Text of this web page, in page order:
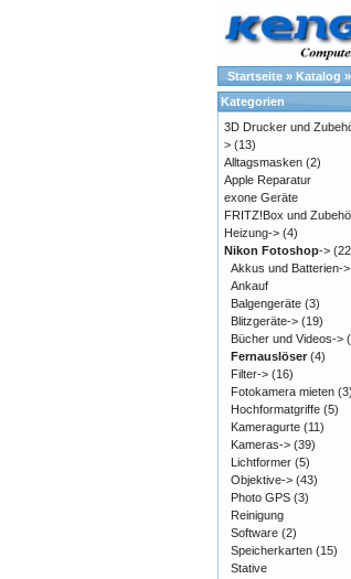
Startseite » Katalog »
Kategorien
3D Drucker und
> (13)
Alltagsmasken (2)
Apple Reparatur
exone Geräte
FRITZ!Box und
Heizung-> (4)
Nikon Fotoshop->
Akkus und Batterien->
Ankauf
Balgengeräte (3)
Blitzgeräte-> (19)
Bücher und Videos->
Fernauslöser (4)
Filter-> (16)
Fotokamera mieten (3)
Hochformatgriffe (5)
Kameragurte (11)
Kameras-> (39)
Lichtformer (5)
Objektive-> (43)
Photo GPS (3)
Reinigung
Software (2)
Speicherkarten (15)
Stative